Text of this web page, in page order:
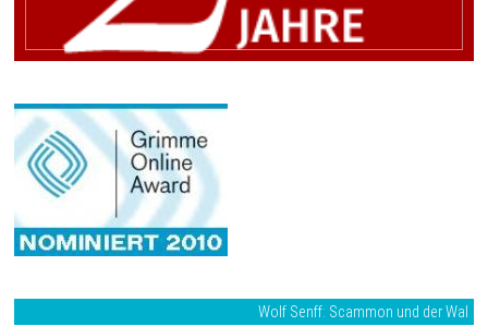
Wolf Senff: Scammon und der Wal